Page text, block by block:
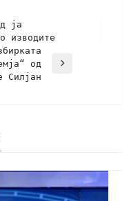
ја
изводите
од
Силјан